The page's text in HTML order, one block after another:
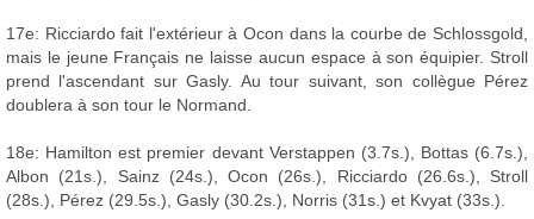
17e: Ricciardo fait l'extérieur à Ocon dans la courbe de Schlossgold,
mais le jeune Français ne laisse aucun espace à son équipier. Stroll
prend l'ascendant sur Gasly. Au tour suivant, son collègue Pérez
doublera à son tour le Normand.
18e: Hamilton est premier devant Verstappen (3.7s.), Bottas (6.7s.),
Albon (21s.), Sainz (24s.), Ocon (26s.), Ricciardo (26.6s.), Stroll
(28s.), Pérez (29.5s.), Gasly (30.2s.), Norris (31s.) et Kvyat (33s.).